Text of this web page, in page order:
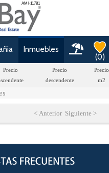
AMI-11781
Inmuebles
(0)
Precio
Precio
descendente
Precio
m2
< Anterior Siguiente >